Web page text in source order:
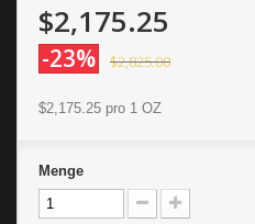
$2,175.25
-23% $2,825.00
$2,175.25 pro 1 OZ
Menge